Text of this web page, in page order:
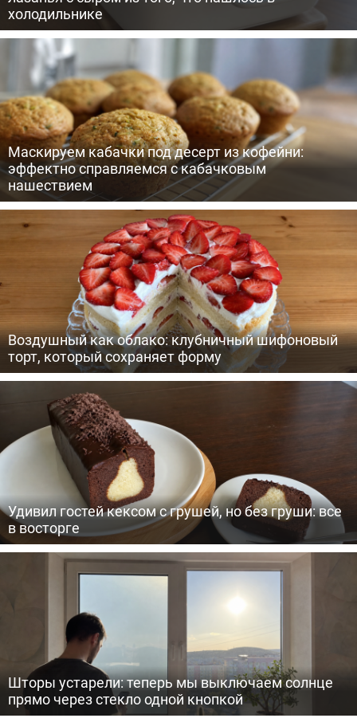
холодильнике
Маскируем кабачки под десерт из кофейни:
эффектно справляемся с кабачковым
нашествием
Воздушный как облако: клубничный шифоновый
торт, который сохраняет форму
Удивил гостей кексом с грушей, но без груши: все
в восторге
Шторы устарели: теперь мы выключаем солнце
прямо через стекло одной кнопкой